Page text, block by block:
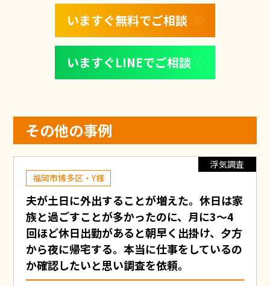
いますぐ無料でご相談
いますぐLINEでご相談
その他の事例
浮気調査
福岡市博多区・Y様
夫が土日に外出することが増えた。休日は家
族と過ごすことが多かったのに、月に3～4
回ほど休日出勤があると朝早く出掛け、夕方
から夜に帰宅する。本当に仕事をしているの
か確認したいと思い調査を依頼。